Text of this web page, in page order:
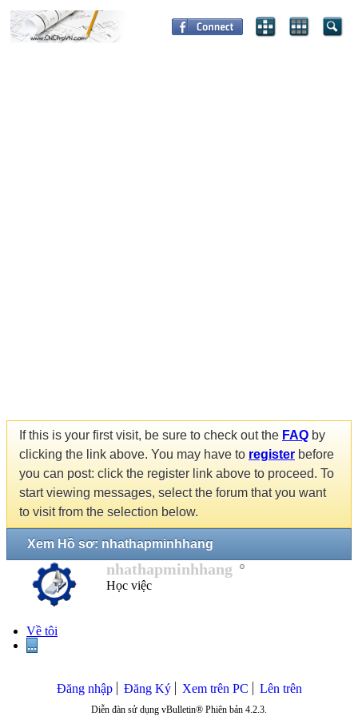
If this is your first visit, be sure to check out the FAQ by
clicking the link above. You may have to register before
you can post: click the register link above to proceed. To
start viewing messages, select the forum that you want
to visit from the selection below.
Xem Hồ sơ: nhathapminhhang
nhathapminhhang
Học việc
Về tôi
...
Đăng nhập Đăng Ký Xem trên PC Lên trên
Diễn đàn sử dụng vBulletin® Phiên bản 4.2.3.